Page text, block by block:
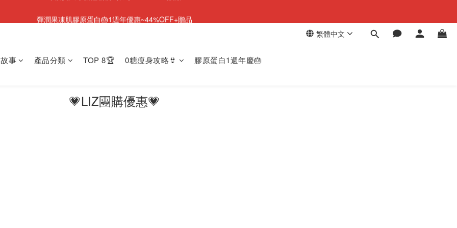
繁體中文
事 產品分類 TOP 8🏆 0糖瘦身攻略👙 膠原蛋白1週年慶🎂
💗LIZ團購優惠💗